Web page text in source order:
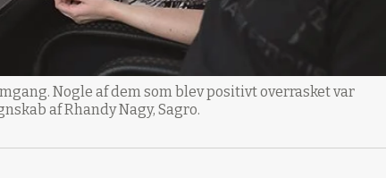
Nogle af dem som blev positivt overrasket var
af Rhandy Nagy, Sagro.